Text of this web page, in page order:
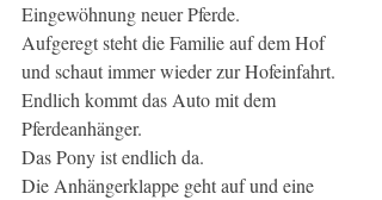
Eingewöhnung neuer Pferde.
Aufgeregt steht die Familie auf dem Hof
und schaut immer wieder zur Hofeinfahrt.
Endlich kommt das Auto mit dem
Pferdeanhänger.
Das Pony ist endlich da.
Die Anhängerklappe geht auf und eine